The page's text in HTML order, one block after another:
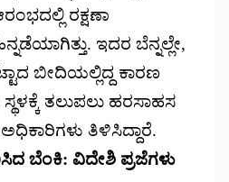
ರಕ್ಷಣಾ
ಇದರ ಬೆನ್ನಲ್ಲೇ,
ಬೀದಿಯಲ್ಲಿದ್ದ ಕಾರಣ
ತಲುಪಲು ಹರಸಾಹಸ
ತಿಳಿಸಿದ್ದಾರೆ.
ಬೆಂಕಿ: ವಿದೇಶಿ ಪ್ರಜೆಗಳು